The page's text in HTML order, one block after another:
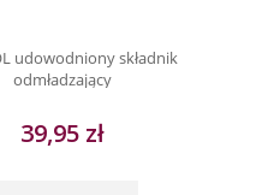
udowodniony składnik
odmładzający
39,95 zł